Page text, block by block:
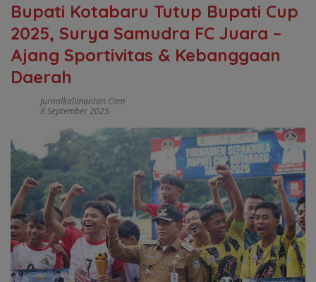
Bupati Kotabaru Tutup Bupati Cup
2025, Surya Samudra FC Juara –
Ajang Sportivitas & Kebanggaan
Daerah
Jurnalkalimantan.com
8 September 2025